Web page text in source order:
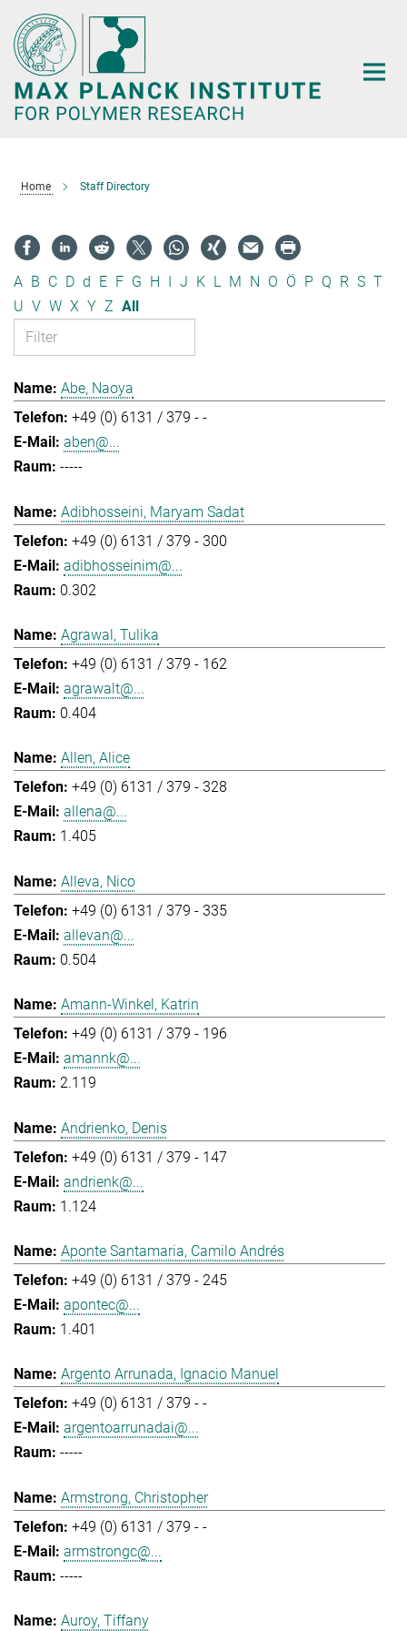
Main-
Content
Home Staff Directory
A B C D d E F G H I J K L M N O Ö P Q R S T
U V W X Y Z All
Abe, Naoya
+49 (0) 6131 / 379 - -
aben@...
-----
Adibhosseini, Maryam Sadat
+49 (0) 6131 / 379 - 300
adibhosseinim@...
0.302
Agrawal, Tulika
+49 (0) 6131 / 379 - 162
agrawalt@...
0.404
Allen, Alice
+49 (0) 6131 / 379 - 328
allena@...
1.405
Alleva, Nico
+49 (0) 6131 / 379 - 335
allevan@...
0.504
Amann-Winkel, Katrin
+49 (0) 6131 / 379 - 196
amannk@...
2.119
Andrienko, Denis
+49 (0) 6131 / 379 - 147
andrienk@...
1.124
Aponte Santamaria, Camilo Andrés
+49 (0) 6131 / 379 - 245
apontec@...
1.401
Argento Arrunada, Ignacio Manuel
+49 (0) 6131 / 379 - -
argentoarrunadai@...
-----
Armstrong, Christopher
+49 (0) 6131 / 379 - -
armstrongc@...
-----
Auroy, Tiffany